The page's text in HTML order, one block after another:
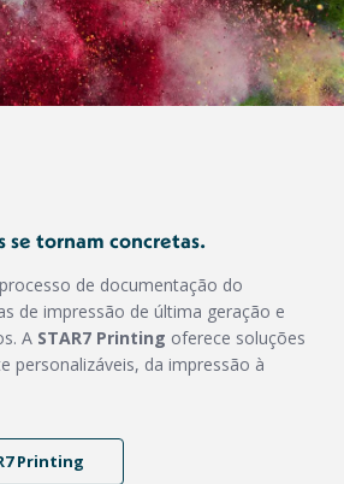
se tornam concretas.
de documentação do
de impressão de última geração e
A STAR7 Printing oferece soluções
personalizáveis, da impressão à
Printing